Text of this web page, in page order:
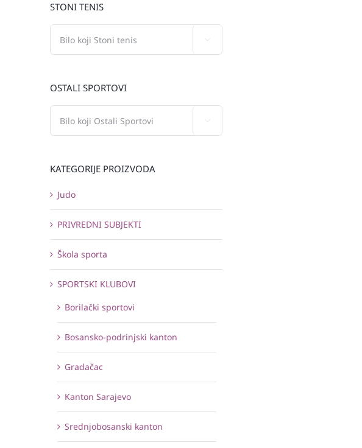
STONI TENIS
OSTALI SPORTOVI
KATEGORIJE PROIZVODA
Judo
PRIVREDNI SUBJEKTI
Škola sporta
SPORTSKI KLUBOVI
Borilački sportovi
Bosansko-podrinjski kanton
Gradačac
Kanton Sarajevo
Srednjobosanski kanton